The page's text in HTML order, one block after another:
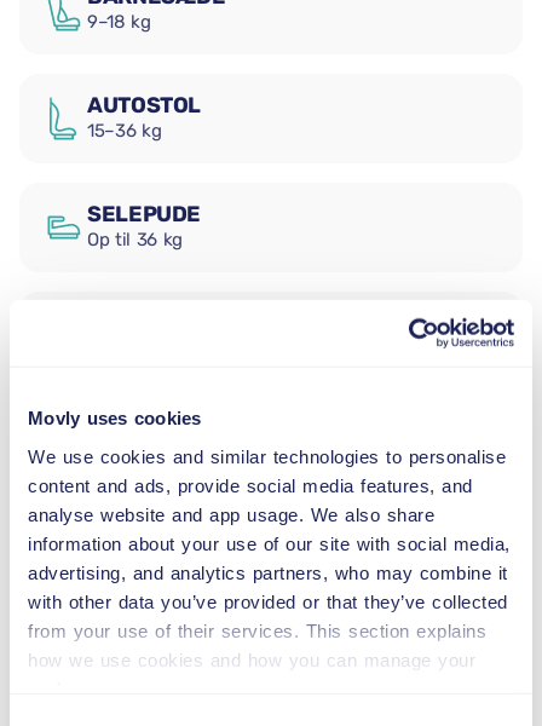
Movly uses cookies
We use cookies and similar technologies to personalise
content and ads, provide social media features, and
analyse website and app usage. We also share
information about your use of our site with social media,
advertising, and analytics partners, who may combine it
with other data you’ve provided or that they’ve collected
from your use of their services. This section explains
how we use cookies and how you can manage your
9–18 kg
AUTOSTOL
15–36 kg
SELEPUDE
Op til 36 kg
Lufthavn, Nice fra Movly. Start din tur til Nice, Provence-
Alpes-Côte d’Azur med den pålidelige og rummelige
Skoda Karoq. Denne standard SUV automatgearsbil er et
fremragende valg for familier, par eller vennegrupper,
der ønsker ekstra komfort, generøs bagageplads og en
jævn køreoplevelse på både byens gader og
naturskønne kystruter. Med plads til op til fem
passagerer, aircondition, benzinbrændstof og inkluderet
GPS gør Skoda Karoq det nemt og fornøjeligt at udforske